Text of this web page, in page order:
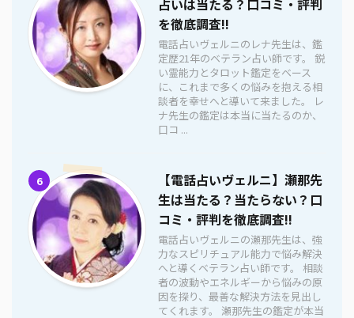
を徹底調査!!
電話占いヴェルニのレナ先生は、鑑
定歴21年のベテラン占い師です。 鋭
い霊能力とタロット鑑定をベース
に、これまで多くの悩みを抱える相
談者を幸せへと導いて来ました。 レ
ナ先生の鑑定は本当に当たるのか、
口コ ...
6
【電話占いヴェルニ】瀬那先
生は当たる？当たらない？口
コミ・評判を徹底調査!!
電話占いヴェルニの瀬那先生は、強
力なスピリチュアル能力で悩み解決
へと導くベテラン占い師です。 相談
者の波動やエネルギーから悩みの原
因を探り、最善な解決方法を見出し
てくれます。 瀬那先生の鑑定が本当